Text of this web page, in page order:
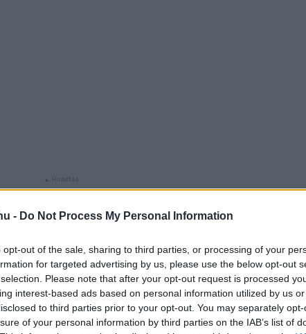
- Do Not Process My Personal Information
opt-out of the sale, sharing to third parties, or processing of your
for targeted advertising by us, please use the below opt-out
Please note that after your opt-out request is processed
interest-based ads based on personal information utilized by us
to third parties prior to your opt-out. You may separately
of your personal information by third parties on the IAB’s list of